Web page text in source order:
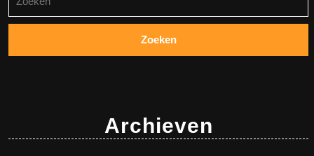
naar:
Archieven